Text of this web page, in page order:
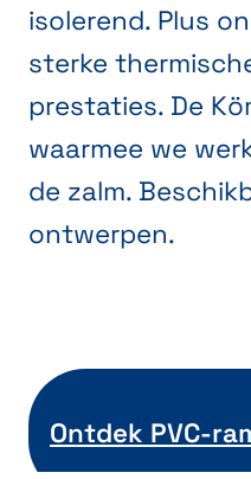
isolerend. Plus
sterke
prestaties. De
waarmee we
de zalm.
ontwerpen.
Ontdek PVC-